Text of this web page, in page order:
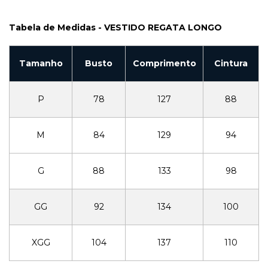
Tabela de Medidas - VESTIDO REGATA LONGO
Tamanho Busto Comprimento Cintura
P 78 127 88
M 84 129 94
G 88 133 98
GG 92 134 100
XGG 104 137 110